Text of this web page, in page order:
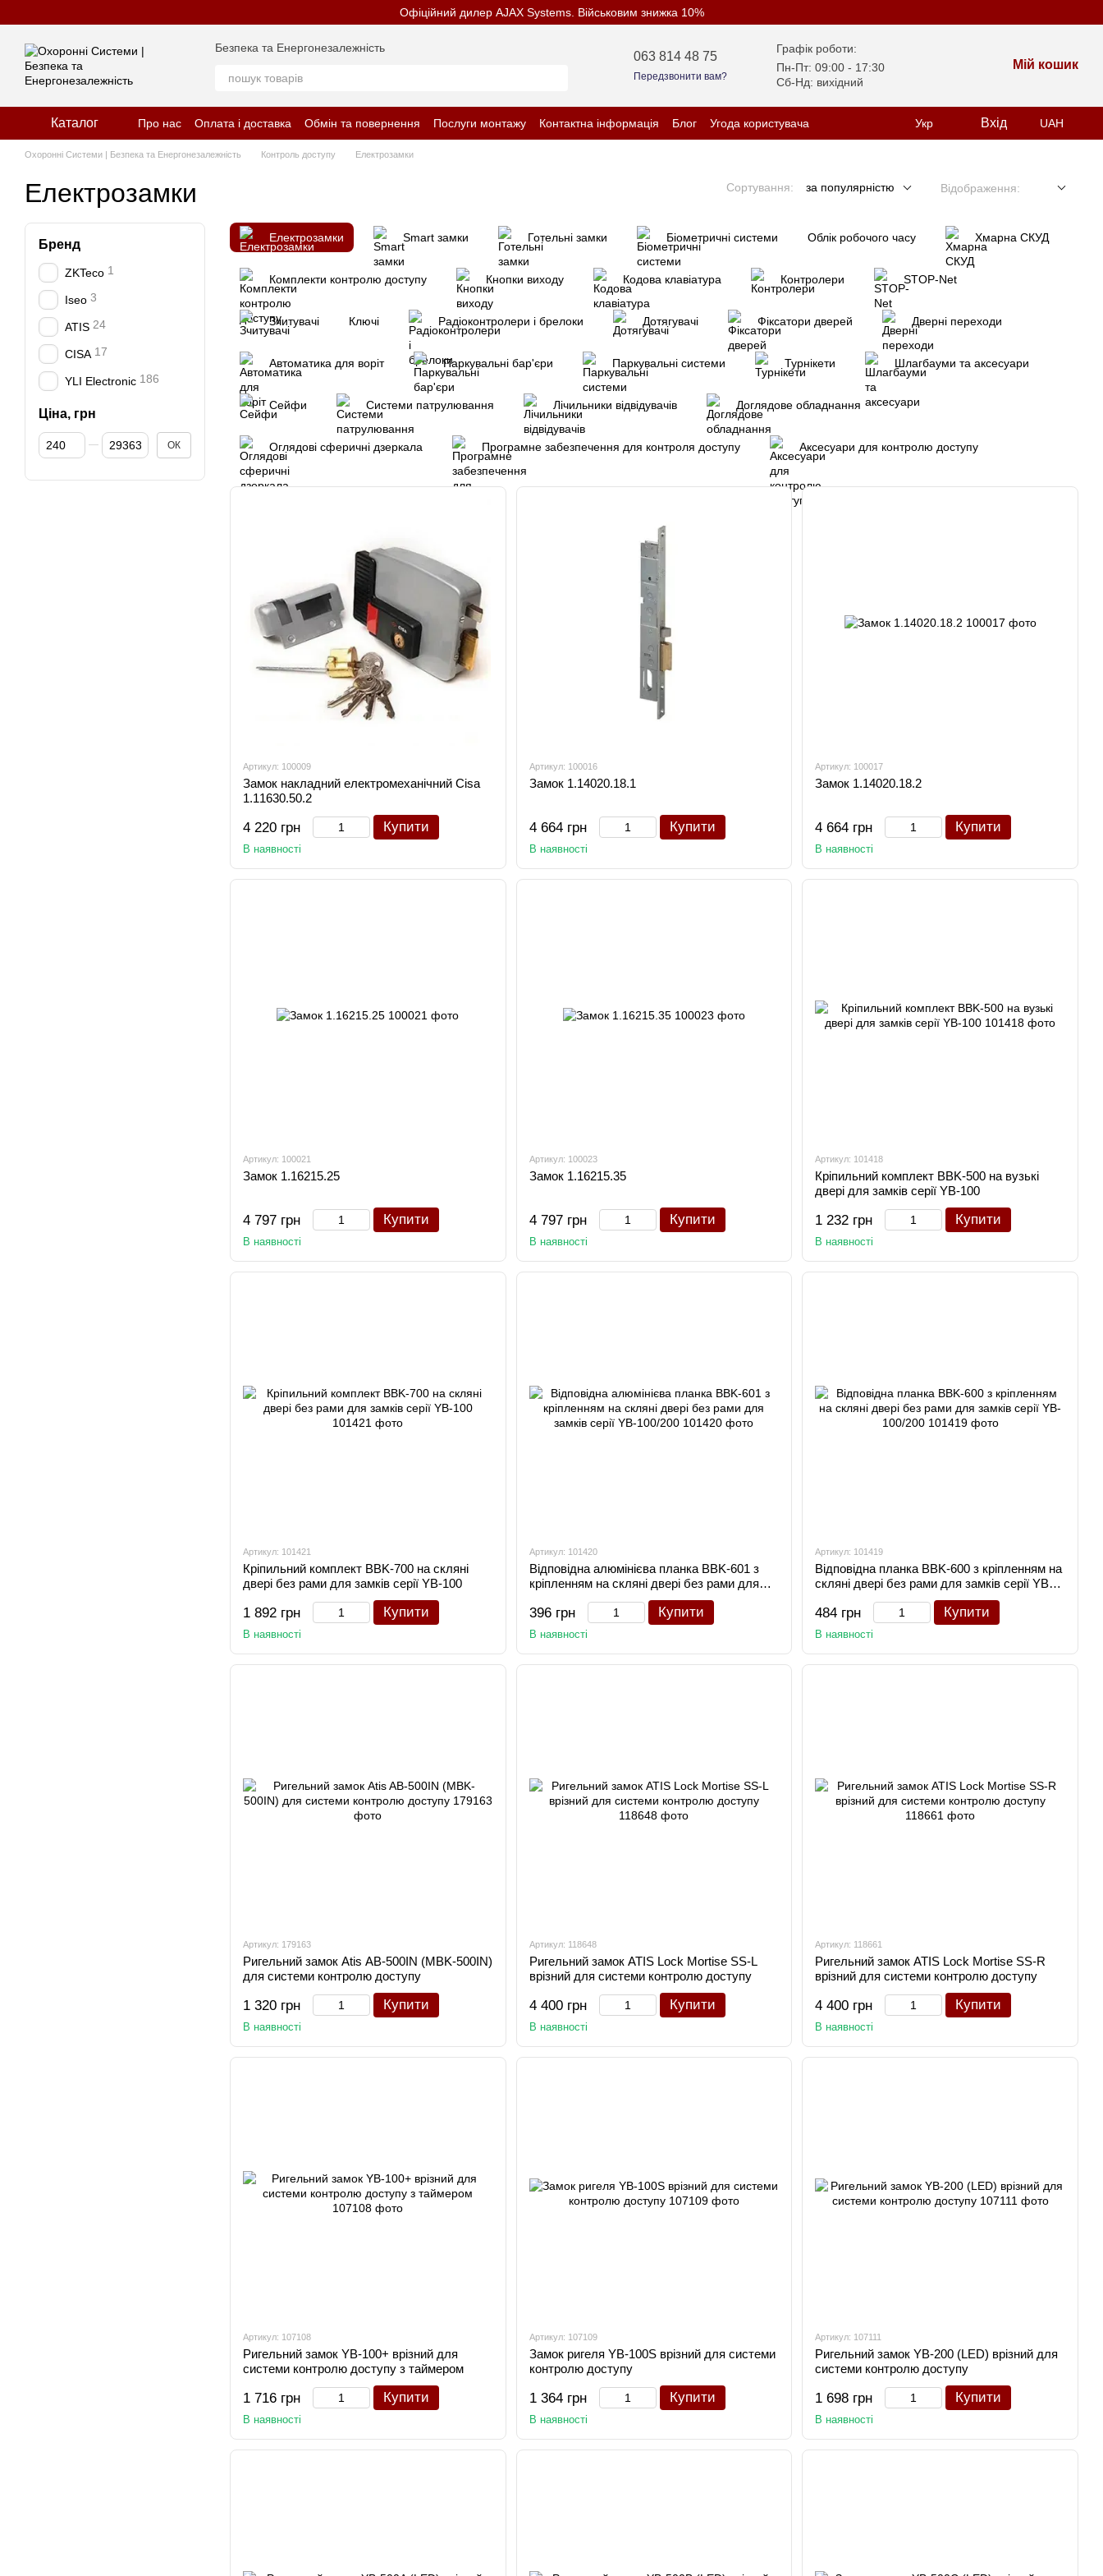
Офіційний дилер AJAX Systems. Військовим знижка 10%
Безпека та Енергонезалежність
063 814 48 75
Передзвонити вам?
Графік роботи:
Пн-Пт: 09:00 - 17:30
Сб-Нд: вихідний
Мій кошик
Каталог Про нас Оплата і доставка Обмін та повернення Послуги монтажу Контактна інформація Блог
Угода користувача
Відгуки про магазин
Політика конфіденційності
Укр Вхід UAH
Охоронні Системи | Безпека та Енергонезалежність Контроль доступу Електрозамки
Електрозамки Сортування: за популярністю Відображення:
Електрозамки Smart замки Готельні замки Біометричні системи Облік робочого часу Хмарна СКУД
Комплекти контролю доступу Кнопки виходу Кодова клавіатура Контролери STOP-Net
Зчитувачі Ключі Радіоконтролери і брелоки Дотягувачі Фіксатори дверей Дверні переходи
Автоматика для воріт Паркувальні бар'єри Паркувальні системи Турнікети Шлагбауми та аксесуари
Сейфи Системи патрулювання Лічильники відвідувачів Доглядове обладнання
Оглядові сферичні дзеркала Програмне забезпечення для контроля доступу Аксесуари для контролю доступу
Артикул: 100009
Замок накладний електромеханічний Cisa
1.11630.50.2
4 220 грн Купити
В наявності
Артикул: 100016
Замок 1.14020.18.1
4 664 грн Купити
В наявності
Артикул: 100017
Замок 1.14020.18.2
4 664 грн Купити
В наявності
Артикул: 100021
Замок 1.16215.25
4 797 грн Купити
В наявності
Артикул: 100023
Замок 1.16215.35
4 797 грн Купити
В наявності
Артикул: 101418
Кріпильний комплект BBK-500 на вузькі
двері для замків серії YB-100
1 232 грн Купити
В наявності
Артикул: 101421
Кріпильний комплект BBK-700 на скляні
двері без рами для замків серії YB-100
1 892 грн Купити
В наявності
Артикул: 101420
Відповідна алюмінієва планка BBK-601 з
кріпленням на скляні двері без рами для
замків серії YB-100/200
396 грн Купити
В наявності
Артикул: 101419
Відповідна планка BBK-600 з кріпленням на
скляні двері без рами для замків серії YB-
484 грн Купити
В наявності
Артикул: 179163
Ригельний замок Atis AB-500IN (MBK-500IN)
для системи контролю доступу
1 320 грн Купити
В наявності
Артикул: 118648
Ригельний замок ATIS Lock Mortise SS-L
врізний для системи контролю доступу
4 400 грн Купити
В наявності
Артикул: 118661
Ригельний замок ATIS Lock Mortise SS-R
врізний для системи контролю доступу
4 400 грн Купити
В наявності
Артикул: 107108
Ригельний замок YB-100+ врізний для
системи контролю доступу з таймером
1 716 грн Купити
В наявності
Артикул: 107109
Замок ригеля YB-100S врізний для системи
контролю доступу
1 364 грн Купити
В наявності
Артикул: 107111
Ригельний замок YB-200 (LED) врізний для
системи контролю доступу
1 698 грн Купити
В наявності
Бренд
ZKTeco 1
Iseo 3
ATIS 24
CISA 17
YLI Electronic 186
Ціна, грн
Від Ціна, грн
До Ціна, грн ОК